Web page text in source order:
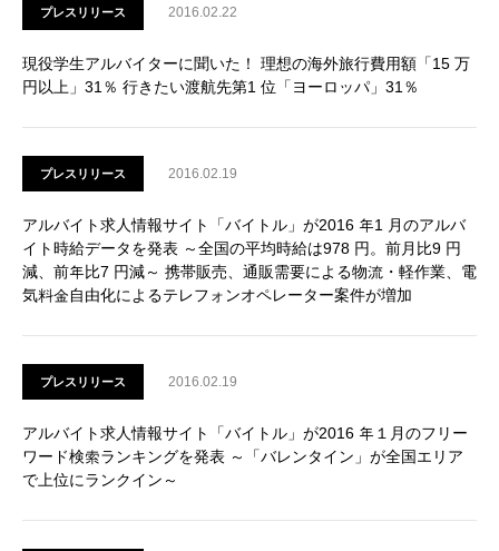
プレスリリース 2016.02.22
現役学生アルバイターに聞いた！ 理想の海外旅行費用額「15 万
円以上」31％ 行きたい渡航先第1 位「ヨーロッパ」31％
プレスリリース 2016.02.19
アルバイト求人情報サイト「バイトル」が2016 年1 月のアルバ
イト時給データを発表 ～全国の平均時給は978 円。前月比9 円
減、前年比7 円減～ 携帯販売、通販需要による物流・軽作業、電
気料金自由化によるテレフォンオペレーター案件が増加
プレスリリース 2016.02.19
アルバイト求人情報サイト「バイトル」が2016 年１月のフリー
ワード検索ランキングを発表 ～「バレンタイン」が全国エリア
で上位にランクイン～